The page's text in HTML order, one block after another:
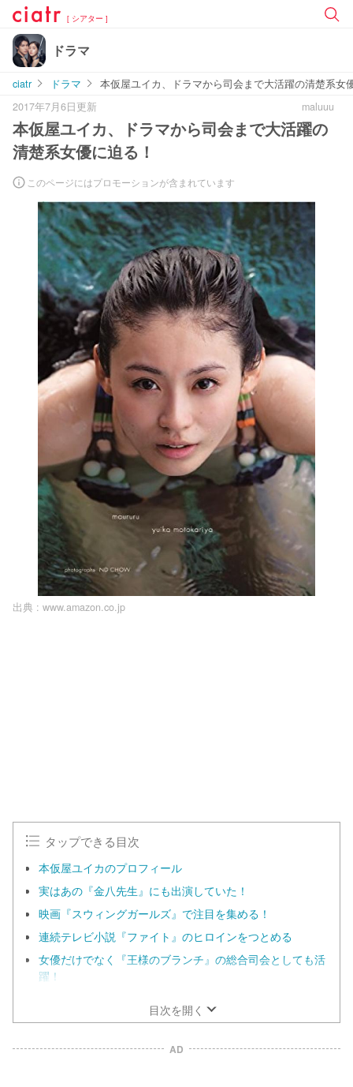
[ シアター ]
ドラマ
ciatr ドラマ
本仮屋ユイカ、ドラマから司会まで大活躍の清楚系女
2017年7月6日更新
maluuu
本仮屋ユイカ、ドラマから司会まで大活躍の
清楚系女優に迫る！
このページにはプロモーションが含まれています
出典 : www.amazon.co.jp
タップできる目次
本仮屋ユイカのプロフィール
実はあの『金八先生』にも出演していた！
映画『スウィングガールズ』で注目を集める！
連続テレビ小説『ファイト』のヒロインをつとめる
女優だけでなく『王様のブランチ』の総合司会としても活
躍！
目次を開く
AD